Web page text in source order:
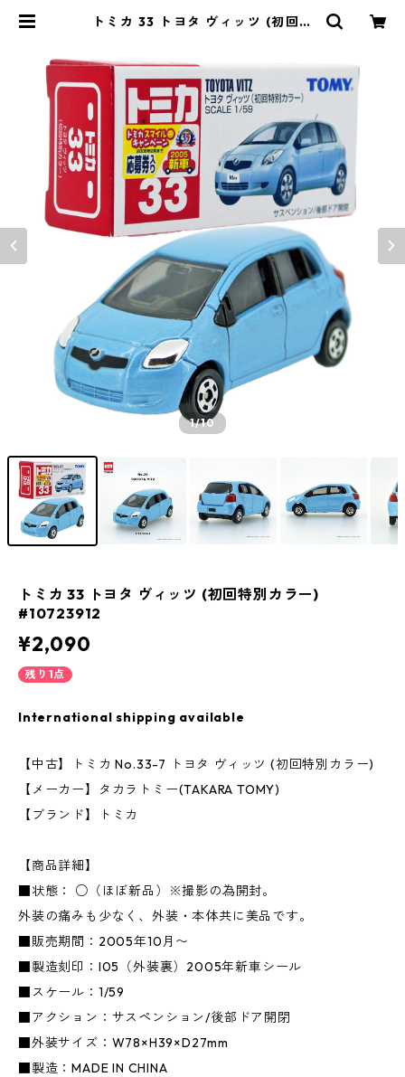
トミカ 33 トヨタ ヴィッツ (初回特
1/10
トミカ 33 トヨタ ヴィッツ (初回特別カラー)
#10723912
¥2,090
残り1点
International shipping available
【中古】トミカ No.33-7 トヨタ ヴィッツ (初回特別カラー)
【メーカー】タカラトミー(TAKARA TOMY)
【ブランド】トミカ
【商品詳細】
■状態： ○（ほぼ新品）※撮影の為開封。
外装の痛みも少なく、外装・本体共に美品です。
■販売期間：2005年10月〜
■製造刻印：I05（外装裏）2005年新車シール
■スケール：1/59
■アクション：サスペンション/後部ドア開閉
■外装サイズ：W78×H39×D27mm
■製造：MADE IN CHINA